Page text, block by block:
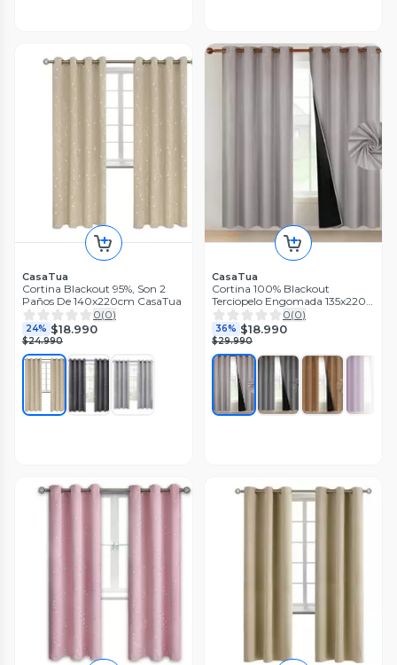
CasaTua
Cortina Blackout 95%, Son 2
Paños De 140x220cm CasaTua
0(0)
24% $18.990
$24.990
CasaTua
Cortina 100% Blackout
Terciopelo Engomada 135x220
Casatua x2
0(0)
36% $18.990
$29.990